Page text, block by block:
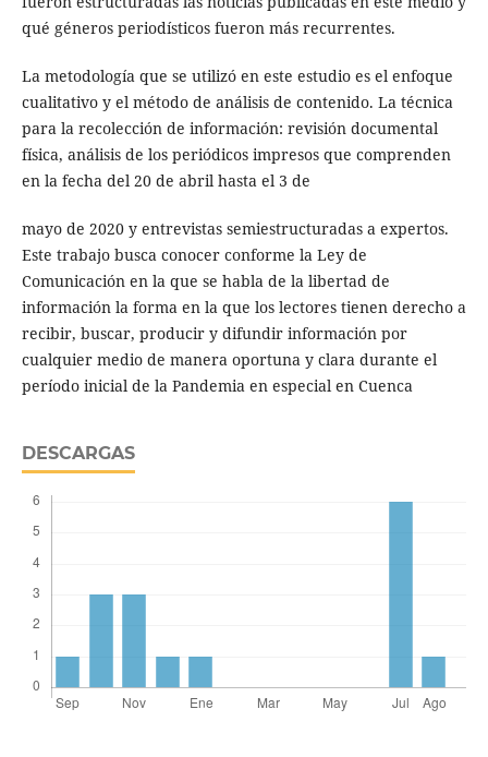
qué géneros periodísticos fueron más recurrentes.
La metodología que se utilizó en este estudio es el enfoque
cualitativo y el método de análisis de contenido. La técnica
para la recolección de información: revisión documental
física, análisis de los periódicos impresos que comprenden
en la fecha del 20 de abril hasta el 3 de
mayo de 2020 y entrevistas semiestructuradas a expertos.
Este trabajo busca conocer conforme la Ley de
Comunicación en la que se habla de la libertad de
información la forma en la que los lectores tienen derecho a
recibir, buscar, producir y difundir información por
cualquier medio de manera oportuna y clara durante el
período inicial de la Pandemia en especial en Cuenca
DESCARGAS